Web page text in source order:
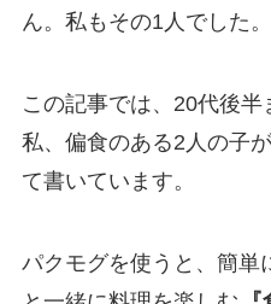
ん。私もその1人でした。
この記事では、20代後
私、偏食のある2人の子
て書いています。
パクモグを使うと、簡単